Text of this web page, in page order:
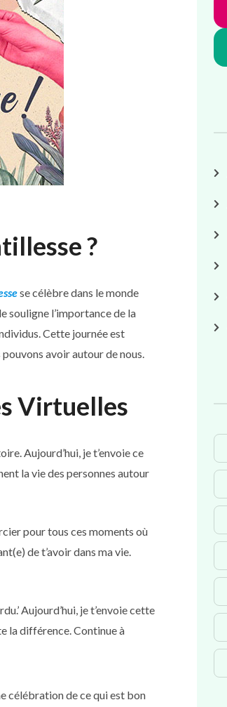
?
se célèbre dans le monde
souligne l’importance de la
Cette journée est
avoir autour de nous.
Virtuelles
Aujourd’hui, je t’envoie ce
la vie des personnes autour
pour tous ces moments où
de t’avoir dans ma vie.
Aujourd’hui, je t’envoie cette
la différence. Continue à
célébration de ce qui est bon